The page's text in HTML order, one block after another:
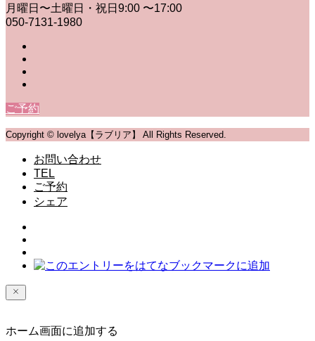
月曜日〜土曜日・祝日9:00 〜17:00
050-7131-1980
ご予約
Copyright © lovelya【ラブリア】 All Rights Reserved.
お問い合わせ
TEL
ご予約
シェア
ホーム画面に追加する